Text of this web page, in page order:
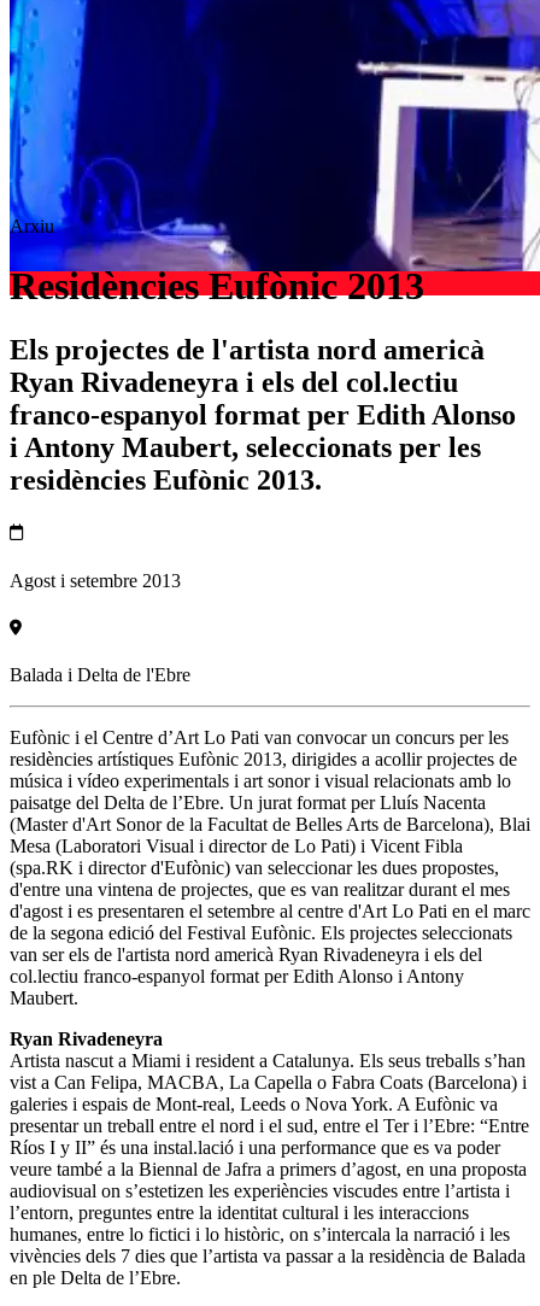
Arxiu
Residències Eufònic 2013
Els projectes de l'artista nord americà
Ryan Rivadeneyra i els del col.lectiu
franco-espanyol format per Edith Alonso
i Antony Maubert, seleccionats per les
residències Eufònic 2013.
Agost i setembre 2013
Balada i Delta de l'Ebre
Eufònic i el Centre d’Art Lo Pati van convocar un concurs per les
residències artístiques Eufònic 2013, dirigides a acollir projectes de
música i vídeo experimentals i art sonor i visual relacionats amb lo
paisatge del Delta de l’Ebre. Un jurat format per Lluís Nacenta
(Master d'Art Sonor de la Facultat de Belles Arts de Barcelona), Blai
Mesa (Laboratori Visual i director de Lo Pati) i Vicent Fibla
(spa.RK i director d'Eufònic) van seleccionar les dues propostes,
d'entre una vintena de projectes, que es van realitzar durant el mes
d'agost i es presentaren el setembre al centre d'Art Lo Pati en el marc
de la segona edició del Festival Eufònic. Els projectes seleccionats
van ser els de l'artista nord americà Ryan Rivadeneyra i els del
col.lectiu franco-espanyol format per Edith Alonso i Antony
Maubert.
Ryan Rivadeneyra
Artista nascut a Miami i resident a Catalunya. Els seus treballs s’han
vist a Can Felipa, MACBA, La Capella o Fabra Coats (Barcelona) i
galeries i espais de Mont-real, Leeds o Nova York. A Eufònic va
presentar un treball entre el nord i el sud, entre el Ter i l’Ebre: “Entre
Ríos I y II” és una instal.lació i una performance que es va poder
veure també a la Biennal de Jafra a primers d’agost, en una proposta
audiovisual on s’estetizen les experiències viscudes entre l’artista i
l’entorn, preguntes entre la identitat cultural i les interaccions
humanes, entre lo fictici i lo històric, on s’intercala la narració i les
vivències dels 7 dies que l’artista va passar a la residència de Balada
en ple Delta de l’Ebre.